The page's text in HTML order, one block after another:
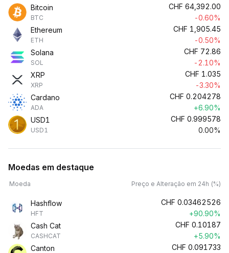
Bitcoin
BTC
CHF 64,392.00
-0.60%
Ethereum
ETH
CHF 1,905.45
-0.50%
Solana
SOL
CHF 72.86
-2.10%
XRP
XRP
CHF 1.035
-3.30%
Cardano
ADA
CHF 0.204278
+6.90%
USD1
USD1
CHF 0.999578
0.00%
Moedas em destaque
Moeda Preço e Alteração em 24h (%)
Hashflow
HFT
CHF 0.03462526
+90.90%
Cash Cat
CASHCAT
CHF 0.10187
+5.90%
Canton
CHF 0.091733